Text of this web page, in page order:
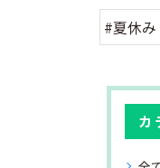
#夏休み
カ